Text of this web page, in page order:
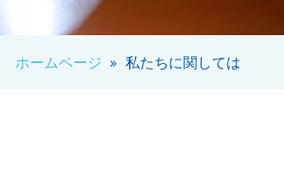
ホームページ » 私たちに関しては